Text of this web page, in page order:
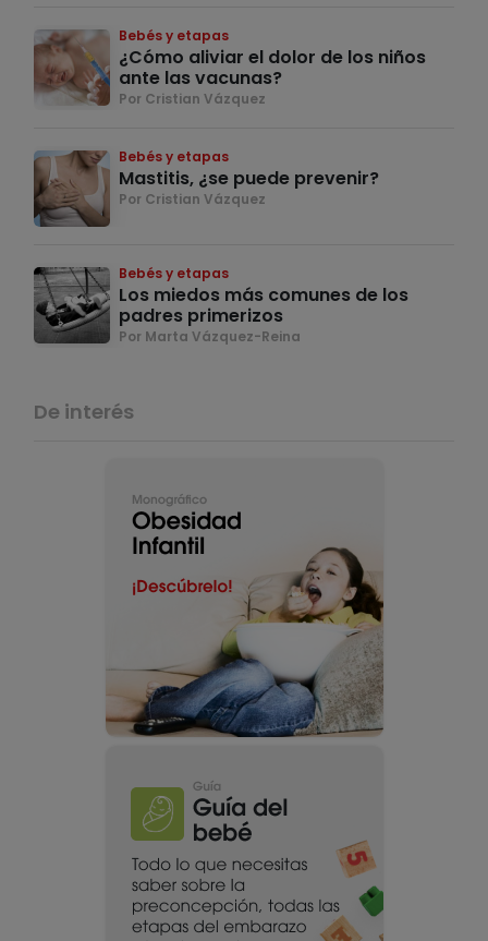
Bebés y etapas
¿Cómo aliviar el dolor de los niños
ante las vacunas?
Por Cristian Vázquez
Bebés y etapas
Mastitis, ¿se puede prevenir?
Por Cristian Vázquez
Bebés y etapas
Los miedos más comunes de los
padres primerizos
Por Marta Vázquez-Reina
De interés